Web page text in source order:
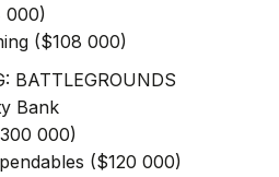
000)
($108 000)
BATTLEGROUNDS
Bank
000)
($120 000)